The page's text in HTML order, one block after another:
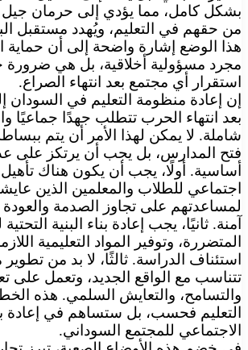
بشكل كامل، مما يؤدي إلى حرمان
من حقهم في التعليم، ويُهدد مستقبل
هذا الوضع إشارة واضحة إلى أن حماية
مجرد مسؤولية أخلاقية، بل هي ضرورة
استقرار أي مجتمع بعد انتهاء الصراع.
إن إعادة منظومة التعليم في السودان
بعد انتهاء الحرب تتطلب جهدًا جماعيًا
شاملة. لا يمكن لهذا الأمر أن يتم
فتح المدارس، بل يجب أن يرتكز على
أساسية. أولًا، يجب أن يكون هناك
اجتماعي للطلاب والمعلمين الذين
لمساعدتهم على تجاوز الصدمة والعودة
آمنة. ثانيًا، يجب إعادة بناء البنية
المتضررة، وتوفير المواد التعليمية
استئناف الدراسة. ثالثًا، لا بد من تطوير
تتناسب مع الواقع الجديد، وتعمل على
والتسامح، والتعايش السلمي. هذه
التعليم فحسب، بل ستساهم في إعادة
الاجتماعي للمجتمع السوداني.